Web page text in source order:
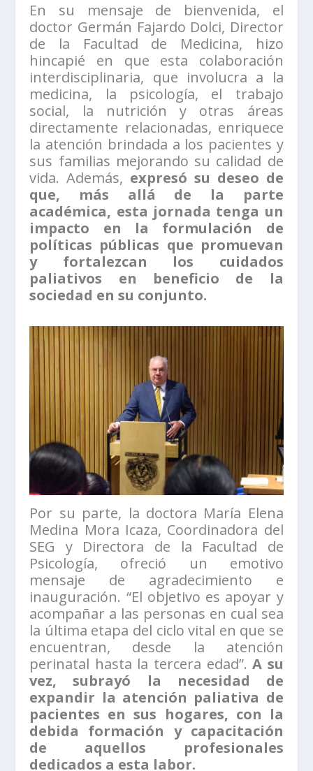
En su mensaje de bienvenida, el
doctor Germán Fajardo Dolci, Director
de la Facultad de Medicina, hizo
hincapié en que esta colaboración
interdisciplinaria, que involucra a la
medicina, la psicología, el trabajo
social, la nutrición y otras áreas
directamente relacionadas, enriquece
la atención brindada a los pacientes y
sus familias mejorando su calidad de
vida. Además, expresó su deseo de
que, más allá de la parte
académica, esta jornada tenga un
impacto en la formulación de
políticas públicas que promuevan
y fortalezcan los cuidados
paliativos en beneficio de la
sociedad en su conjunto.
Por su parte, la doctora María Elena
Medina Mora Icaza, Coordinadora del
SEG y Directora de la Facultad de
Psicología, ofreció un emotivo
mensaje de agradecimiento e
inauguración. “El objetivo es apoyar y
acompañar a las personas en cual sea
la última etapa del ciclo vital en que se
encuentran, desde la atención
perinatal hasta la tercera edad”.A su
vez, subrayó la necesidad de
expandir la atención paliativa de
pacientes en sus hogares, con la
debida formación y capacitación
de aquellos profesionales
dedicados a esta labor.